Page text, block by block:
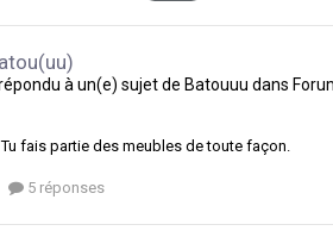
à un(e) sujet de Batouuu dans
fais partie des meubles de toute façon.
5 réponses